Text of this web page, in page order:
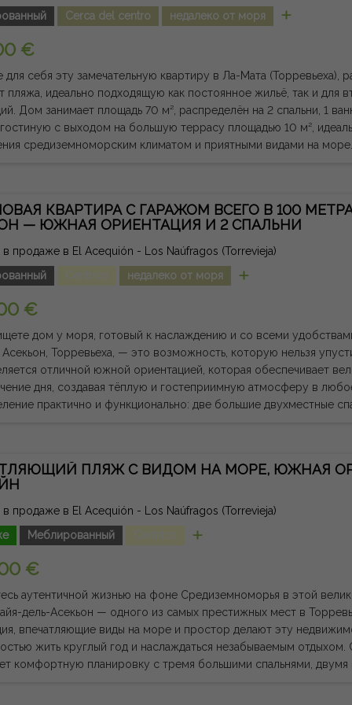
что делает его идеальным вариантом как для жизни круглый
жизни в готовом к
Предоставленная информация
и не имеет юридической силы, и может содержать
Cerca del centro недалеко от моря
€
для себя эту замечательную квартиру в Ла-Мата (Торревьеха),
пляжа, идеально подходящую как постоянное жильё, так и для
кухню и
с выходом на большую террасу площадью 10 м²,
средиземноморским климатом и приятными видами на
позволяет дойти пешком до пляжа, а также в
необходимые услуги. Аэропорт Аликанте находится всего в
возможность насладиться Средиземноморьем в одном из
сборы и налоги не включены. Предоставленная
носит показательную и не имеет юридической силы, и может
КВАРТИРА С ГАРАЖОМ ВСЕГО В 100
— ЮЖНАЯ ОРИЕНТАЦИЯ И 2 СПАЛЬНИ
в продаже в El Acequión - Los Naúfragos (Torrevieja)
недалеко от моря
€
дом у моря, готовый к наслаждению и со всеми
Торревьеха, — это возможность, которую нельзя упустить. Дом занимает
отличной южной ориентацией, которая обеспечивает
дня, создавая тёплую и гостеприимную атмосферу в любое
практично и функционально: две большие двухместные
районов Торревьехи. Всего в 100 метрах от пляжа Асекьон можно насладиться
прогулкой, а также в нескольких минутах езды
транспорт, аптека, медицинский центр и все
расположению, ориентации, состоянию
и включению гаражного пространства, эта недвижимость
как для постоянного жилья, так и для отдыха, так и для
морем или сделать безопасные
один из районов с наибольшим спросом в Торревьехе. Юридическая примечание: сборы
включены. Предоставленная информация носит
содержать ошибки.
ПЛЯЖ С ВИДОМ НА МОРЕ, ЮЖНАЯ
в продаже в El Acequión - Los Naúfragos (Torrevieja)
Меблированный
€
аутентичной жизнью на фоне Средиземноморья в этой
дель-Асекьон — одного из самых престижных мест в
впечатляющие виды на море и простор делают эту
жить круглый год и наслаждаться незабываемым отдыхом. С площадью 100 м² дом
комфортную планировку с тремя большими спальнями,